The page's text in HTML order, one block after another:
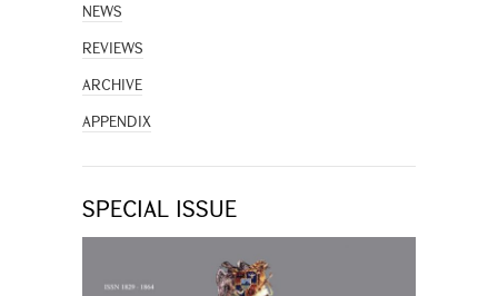
NEWS
REVIEWS
ARCHIVE
APPENDIX
SPECIAL ISSUE